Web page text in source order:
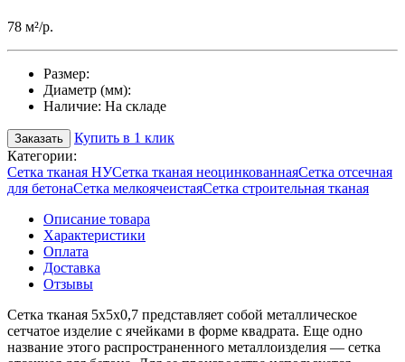
78 м²/р.
Размер:
Диаметр (мм):
Наличие: На складе
Заказать
Купить в 1 клик
Категории:
Сетка тканая НУСетка тканая неоцинкованнаяСетка отсечная
для бетонаСетка мелкоячеистаяСетка строительная тканая
Описание товара
Характеристики
Оплата
Доставка
Отзывы
Сетка тканая 5х5х0,7 представляет собой металлическое
сетчатое изделие с ячейками в форме квадрата. Еще одно
название этого распространенного металлоизделия — сетка